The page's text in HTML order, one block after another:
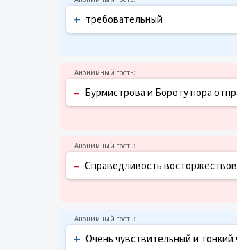
+ требовательный
– Бурмистрова и Бороту пора
– Справедливость
+ Очень чувствительный и тонкий